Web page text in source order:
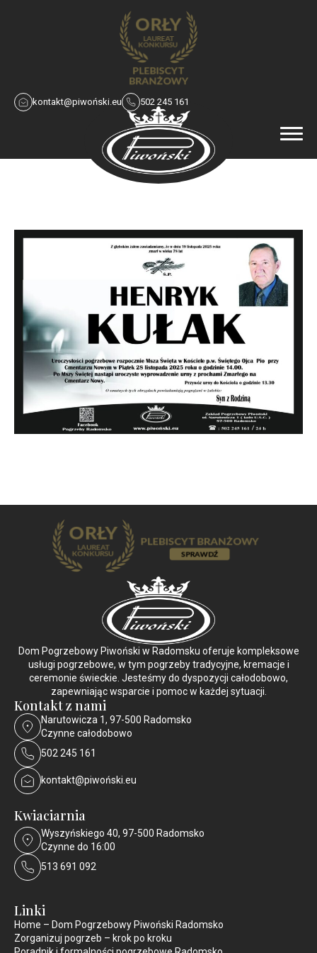
kontakt@piwoński.eu 502 245 161
Dom Pogrzebowy Piwoński w Radomsku oferuje kompleksowe
usługi pogrzebowe, w tym pogrzeby tradycyjne, kremacje i
ceremonie świeckie. Jesteśmy do dyspozycji całodobowo,
zapewniając wsparcie i pomoc w każdej sytuacji.
Kontakt z nami
Narutowicza 1, 97-500 Radomsko
Czynne całodobowo
502 245 161
kontakt@piwoński.eu
Kwiaciarnia
Wyszyńskiego 40, 97-500 Radomsko
Czynne do 16:00
513 691 092
Linki
Home – Dom Pogrzebowy Piwoński Radomsko
Zorganizuj pogrzeb – krok po kroku